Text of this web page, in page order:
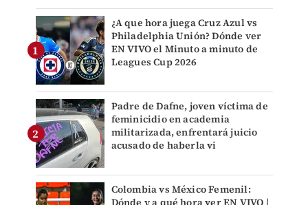
¿A que hora juega Cruz Azul vs
Philadelphia Unión? Dónde ver
EN VIVO el Minuto a minuto de
Leagues Cup 2026
Padre de Dafne, joven víctima de
feminicidio en academia
militarizada, enfrentará juicio
acusado de haberla vi
Colombia vs México Femenil:
Dónde y a qué hora ver EN VIVO |